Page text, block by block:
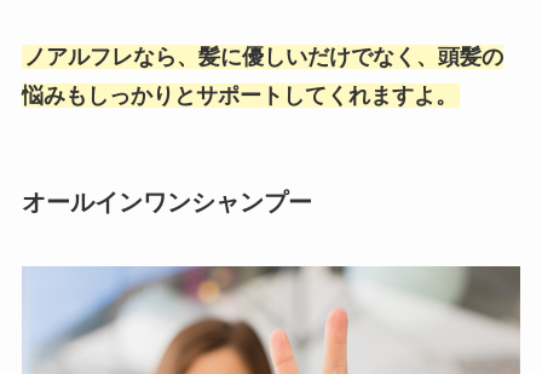
ノアルフレなら、髪に優しいだけでなく、頭髪の
悩みもしっかりとサポートしてくれますよ。
オールインワンシャンプー